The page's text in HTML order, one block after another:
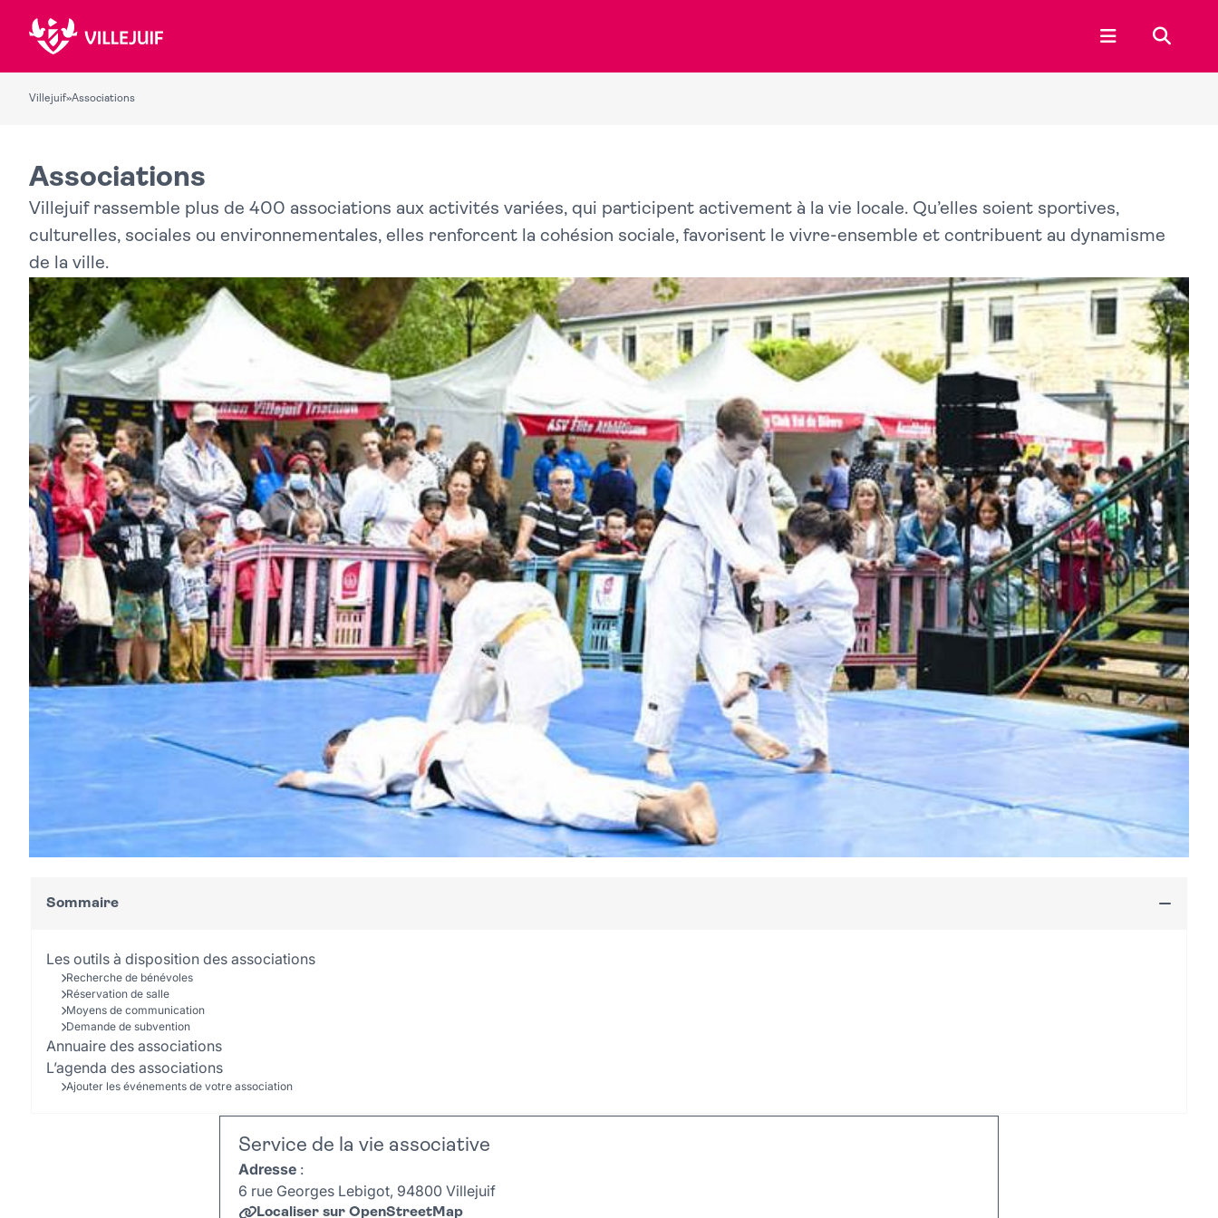
Ouvrir le menu
Villejuif»Associations
Associations
Villejuif rassemble plus de 400 associations aux activités variées, qui participent activement à la vie locale. Qu’elles soient sportives,
culturelles, sociales ou environnementales, elles renforcent la cohésion sociale, favorisent le vivre-ensemble et contribuent au dynamisme
de la ville.
Sommaire
Les outils à disposition des associations
Recherche de bénévoles
Réservation de salle
Moyens de communication
Demande de subvention
Annuaire des associations
L’agenda des associations
Ajouter les événements de votre association
Service de la vie associative
Adresse :
6 rue Georges Lebigot, 94800 Villejuif
Localiser sur OpenStreetMap